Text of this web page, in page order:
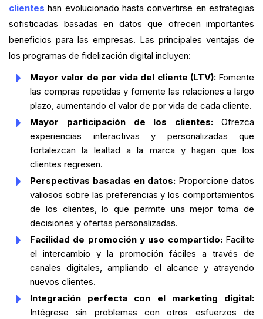
clientes han evolucionado hasta convertirse en estrategias
sofisticadas basadas en datos que ofrecen importantes
beneficios para las empresas. Las principales ventajas de
los programas de fidelización digital incluyen:
Mayor valor de por vida del cliente (LTV):Fomente
las compras repetidas y fomente las relaciones a largo
plazo, aumentando el valor de por vida de cada cliente.
Mayor participación de los clientes: Ofrezca
experiencias interactivas y personalizadas que
fortalezcan la lealtad a la marca y hagan que los
clientes regresen.
Perspectivas basadas en datos: Proporcione datos
valiosos sobre las preferencias y los comportamientos
de los clientes, lo que permite una mejor toma de
decisiones y ofertas personalizadas.
Facilidad de promoción y uso compartido:Facilite
el intercambio y la promoción fáciles a través de
canales digitales, ampliando el alcance y atrayendo
nuevos clientes.
Integración perfecta con el marketing digital:
Intégrese sin problemas con otros esfuerzos de